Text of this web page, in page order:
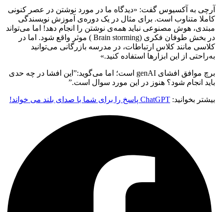
آرچی به آکسیوس گفت: «دیدگاه ما در مورد نوشتن در عصر کنونی
کاملا متناوب است. برای مثال در یک دوره‌ی آموزش نویسندگی
مبتدی، هوش مصنوعی نباید همه‌ی نوشتن را انجام دهد! اما می‌تواند
در بخش طوفان فکری (Brain storming ) موثر واقع شود. اما در
کلاسی مانند کلاس ارتباطات، در مدرسه بازرگانی می‌توانید
به‌راحتی از این ابزارها استفاده کنید.»
برچ موافق افشای genAI است؛ اما می‌گوید:”این افشا در چه حدی
باید انجام شود؟ هنوز در این مورد سوال است.”
بیشتر بخوانید: ChatGPT پاسخ را برای شما با صدای بلند می خواند!